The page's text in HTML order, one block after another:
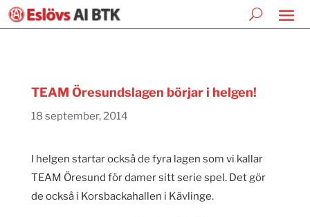
TEAM Öresundslagen börjar i helgen!
18 september, 2014
I helgen startar också de fyra lagen som vi kallar
TEAM Öresund för damer sitt serie spel. Det gör
de också i Korsbackahallen i Kävlinge.